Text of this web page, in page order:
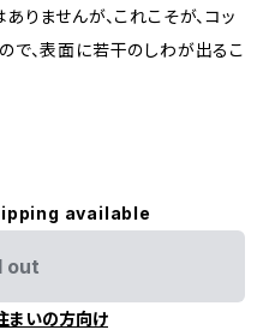
りませんが、これこそが、コッ
で、表面に若干のしわが出るこ
available
out
まいの方向け